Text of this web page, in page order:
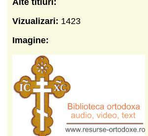
Alte titluri:
Vizualizari: 1423
Imagine: